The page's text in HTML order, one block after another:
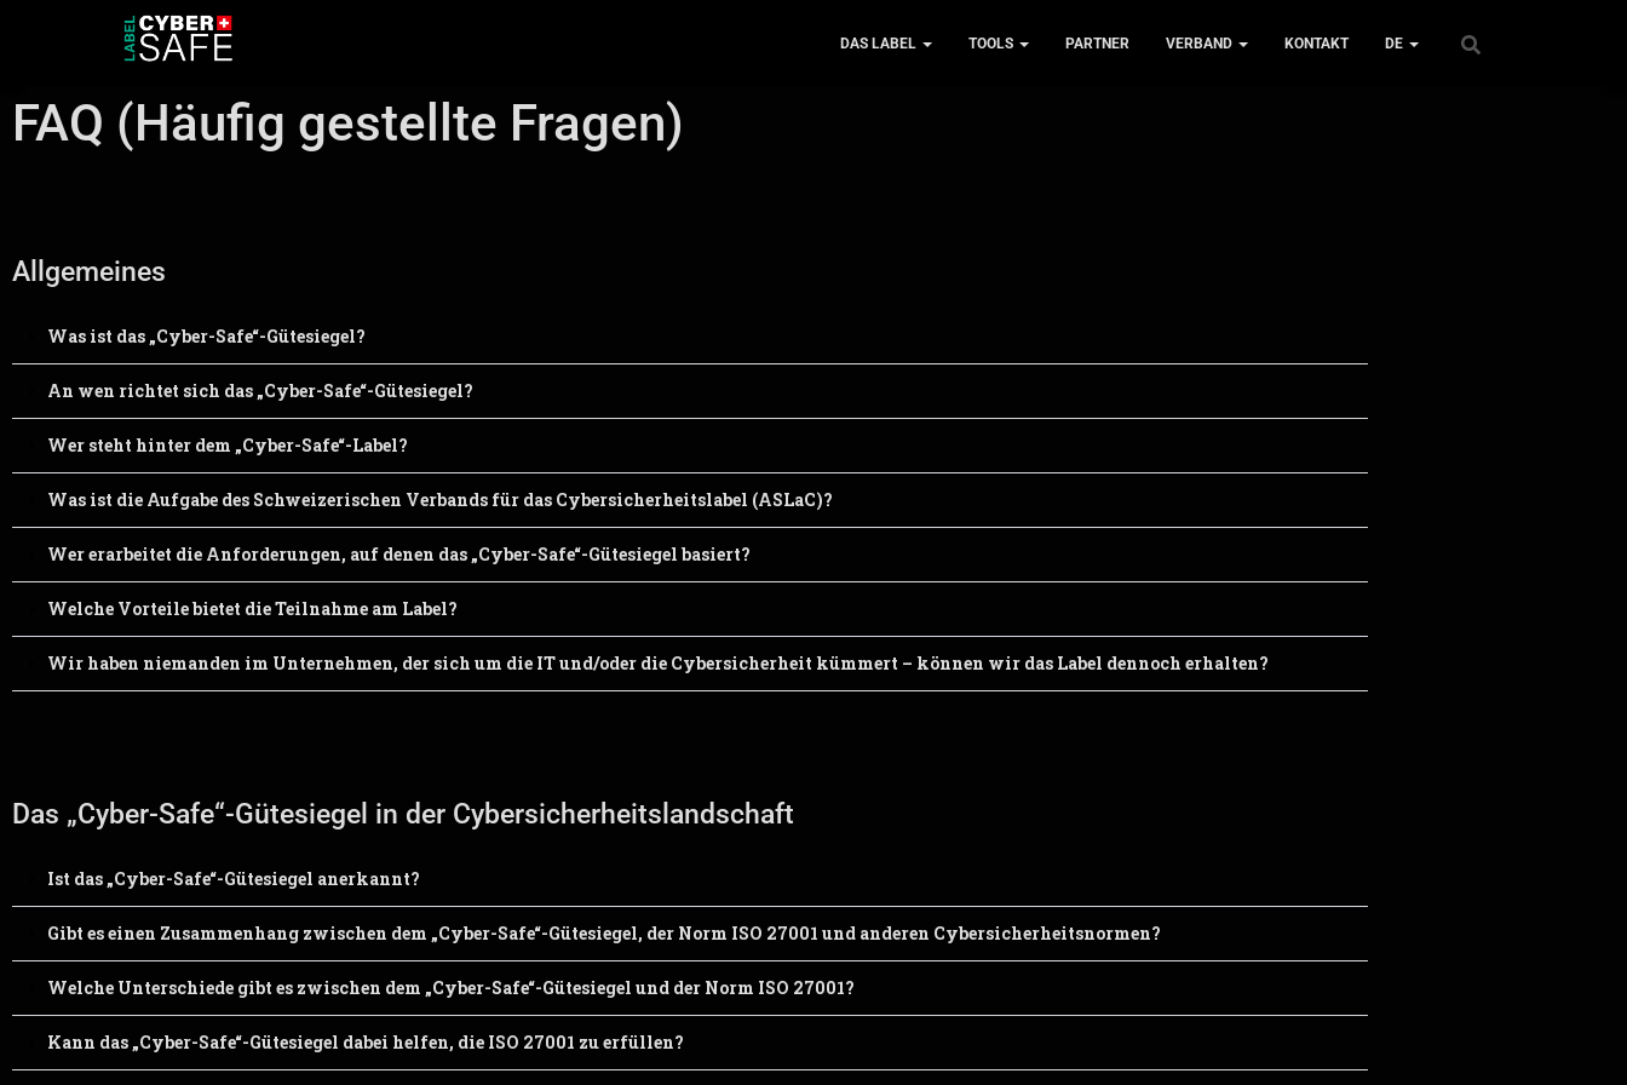
DAS LABEL TOOLS PARTNER VERBAND KONTAKT DE
FAQ (Häufig gestellte Fragen)
Allgemeines​
Was ist das „Cyber-Safe“-Gütesiegel?
An wen richtet sich das „Cyber-Safe“-Gütesiegel?
Wer steht hinter dem „Cyber-Safe“-Label?
Was ist die Aufgabe des Schweizerischen Verbands für das Cybersicherheitslabel (ASLaC)?
Wer erarbeitet die Anforderungen, auf denen das „Cyber-Safe“-Gütesiegel basiert?
Welche Vorteile bietet die Teilnahme am Label?
Wir haben niemanden im Unternehmen, der sich um die IT und/oder die Cybersicherheit kümmert – können wir das Label dennoch erhalten?
Das „Cyber-Safe“-Gütesiegel in der Cybersicherheitslandschaft​
Ist das „Cyber-Safe“-Gütesiegel anerkannt?
Gibt es einen Zusammenhang zwischen dem „Cyber-Safe“-Gütesiegel, der Norm ISO 27001 und anderen Cybersicherheitsnormen?
Welche Unterschiede gibt es zwischen dem „Cyber-Safe“-Gütesiegel und der Norm ISO 27001?
Kann das „Cyber-Safe“-Gütesiegel dabei helfen, die ISO 27001 zu erfüllen?